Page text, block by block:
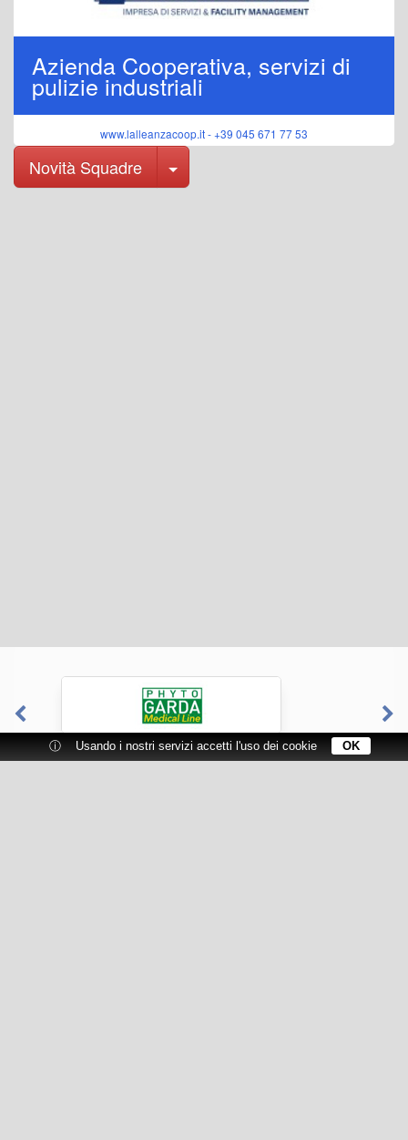
Azienda Cooperativa, servizi di
pulizie industriali
www.lalleanzacoop.it - +39 045 671 77 53
Novità Squadre Toggle Dropdown
ⓘ Usando i nostri servizi accetti l'uso dei cookie OK